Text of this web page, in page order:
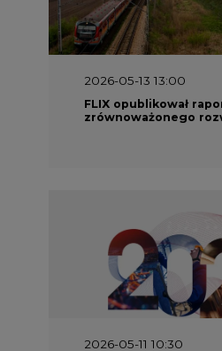
2026-05-13 13:00
FLIX opublikował
zrównoważonego
2026-05-11 10:30
Emitel prezentuje
2025 rok